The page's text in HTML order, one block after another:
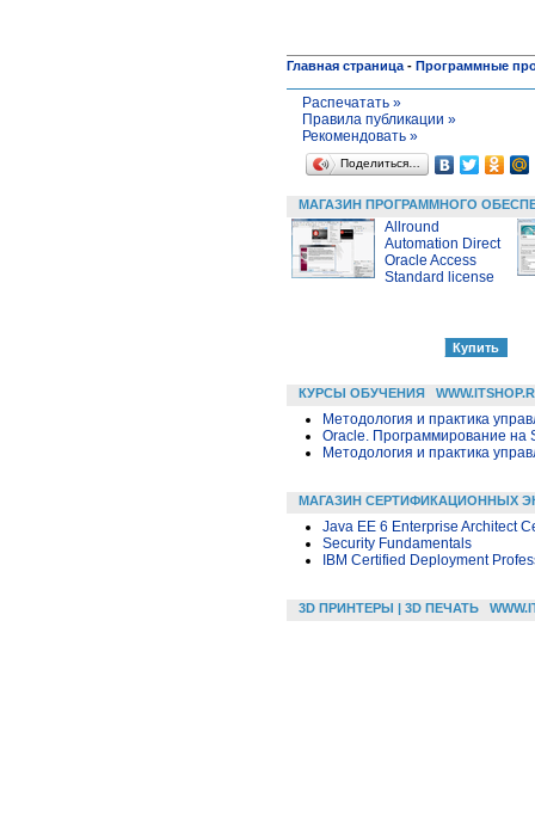
Главная страница - Программные
Распечатать »
Правила публикации »
Рекомендовать »
Поделиться…
МАГАЗИН ПРОГРАММНОГО
Allround
Automation Direct
Oracle Access
Standard license
КУРСЫ ОБУЧЕНИЯ
Методология и практика
Oracle. Программирование на
Методология и практика
МАГАЗИН СЕРТИФИКАЦИОННЫХ
Java EE 6 Enterprise Architect
Security Fundamentals
IBM Certified Deployment
3D ПРИНТЕРЫ | 3D ПЕЧАТЬ